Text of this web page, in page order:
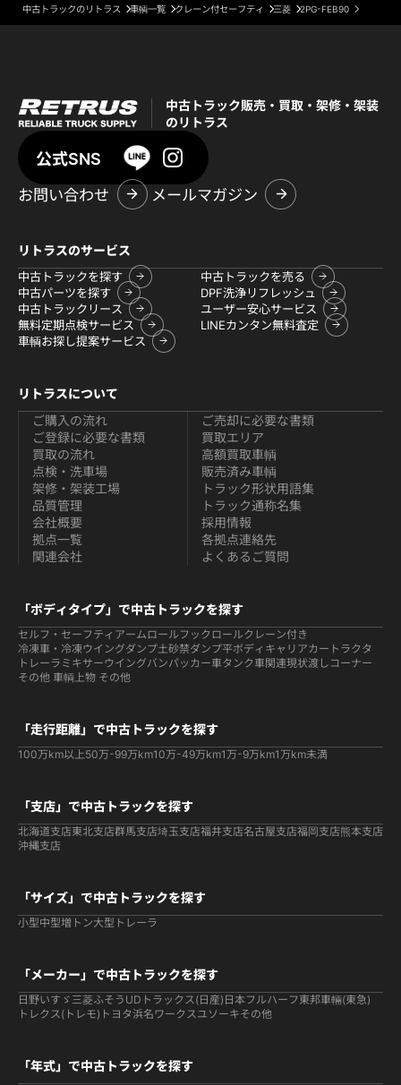
中古トラックのリトラス 車輌一覧 クレーン付セーフティ 三菱 2PG-FEB90
中古トラック販売・買取・架修・架装
のリトラス
公式SNS
お問い合わせ
メールマガジン
リトラスのサービス
中古トラックを探す
中古トラックを売る
中古パーツを探す
DPF洗浄リフレッシュ
中古トラックリース
ユーザー安心サービス
無料定期点検サービス
LINEカンタン無料査定
車輌お探し提案サービス
リトラスについて
ご購入の流れ
ご登録に必要な書類
買取の流れ
ご売却に必要な書類
買取エリア
高額買取車輌
点検・洗車場
架修・架装工場
品質管理
販売済み車輌
トラック形状用語集
トラック通称名集
会社概要
拠点一覧
関連会社
採用情報
各拠点連絡先
よくあるご質問
「ボディタイプ」で中古トラックを探す
セルフ・セーフティ アームロールフックロールクレーン付き
冷凍車・冷凍ウイングダンプ土砂禁ダンプ平ボディ キャリアカー トラクタ
トレーラ ミキサーウイングバンパッカー車タンク車関連現状渡しコーナー
その他 車輌 上物 その他
「走行距離」で中古トラックを探す
100万km以上50万-99万km10万-49万km1万-9万km1万km未満
「支店」で中古トラックを探す
北海道支店東北支店群馬支店埼玉支店福井支店名古屋支店福岡支店熊本支店
沖縄支店
「サイズ」で中古トラックを探す
小型中型増トン大型 トレーラ
「メーカー」で中古トラックを探す
日野いすゞ 三菱ふそう UDトラックス(日産) 日本フルハーフ 東邦車輛(東急)
トレクス(トレモ) トヨタ浜名ワークス ユソーキその他
「年式」で中古トラックを探す